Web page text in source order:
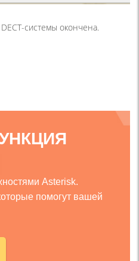
системы окончена.
Asterisk.
помогут вашей